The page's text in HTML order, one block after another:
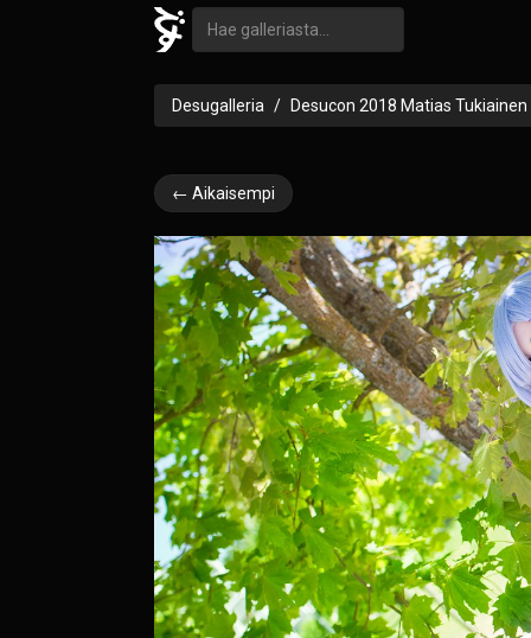
Desugalleria Desucon 2018 Matias Tukiainen
← Aikaisempi